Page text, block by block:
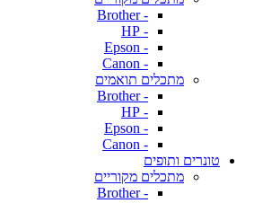
- Brother
- HP
- Epson
- Canon
מתכלים תואמים
- Brother
- HP
- Epson
- Canon
טונרים ותופים
מתכלים מקוריים
- Brother